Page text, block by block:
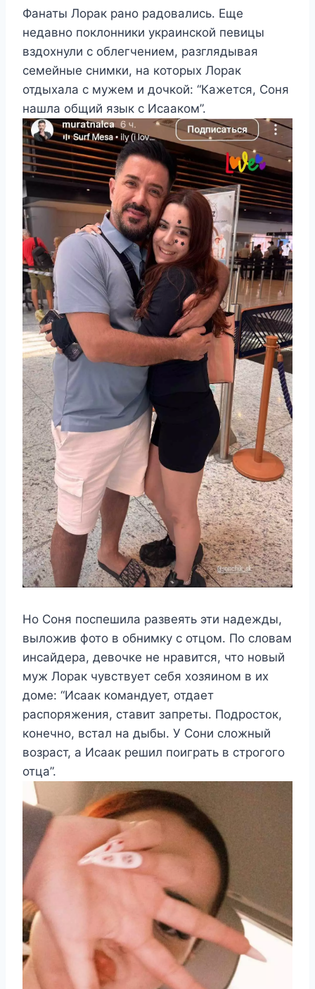
Фанаты Лорак рано радовались. Еще
недавно поклонники украинской певицы
вздохнули с облегчением, разглядывая
семейные снимки, на которых Лорак
отдыхала с мужем и дочкой: “Кажется, Соня
нашла общий язык с Исааком”.
Но Соня поспешила развеять эти надежды,
выложив фото в обнимку с отцом. По словам
инсайдера, девочке не нравится, что новый
муж Лорак чувствует себя хозяином в их
доме: “Исаак командует, отдает
распоряжения, ставит запреты. Подросток,
конечно, встал на дыбы. У Сони сложный
возраст, а Исаак решил поиграть в строгого
отца”.